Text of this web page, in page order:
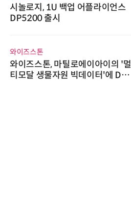
시놀로지, 1U 백업 어플라이언스
DP5200 출시
와이즈스톤
와이즈스톤, 마틸로에이아이의 '멀
티모달 생물자원 빅데이터'에 DQ